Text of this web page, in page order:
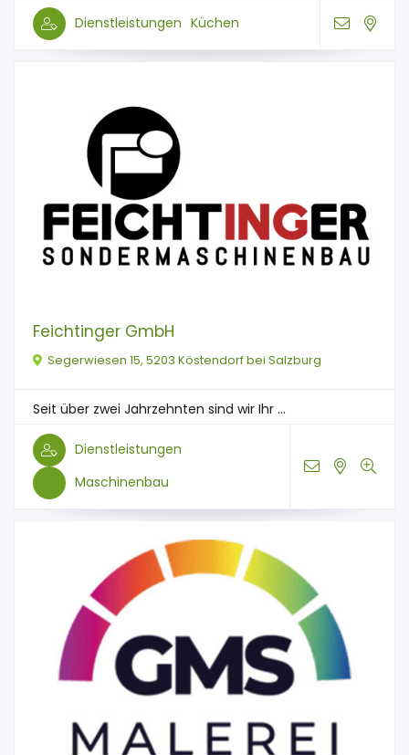
Dienstleistungen Küchen
Feichtinger GmbH
Segerwiesen 15, 5203 Köstendorf bei Salzburg
Seit über zwei Jahrzehnten sind wir Ihr ...
Dienstleistungen
Maschinenbau